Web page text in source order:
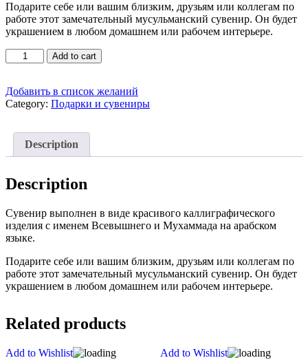
Подарите себе или вашим близким, друзьям или коллегам по
работе этот замечательный мусульманский сувенир. Он будет
украшением в любом домашнем или рабочем интерьере.
Статуэтка
со
Всевышний
и
Add to cart
Добавить в список желаний
Category: Подарки и сувениры
Description
Description
Сувенир выполнен в виде красивого каллиграфического
изделия с именем Всевышнего и Мухаммада на арабском
языке.
Подарите себе или вашим близким, друзьям или коллегам по
работе этот замечательный мусульманский сувенир. Он будет
украшением в любом домашнем или рабочем интерьере.
Related products
Add to Wishlist Add to Wishlist